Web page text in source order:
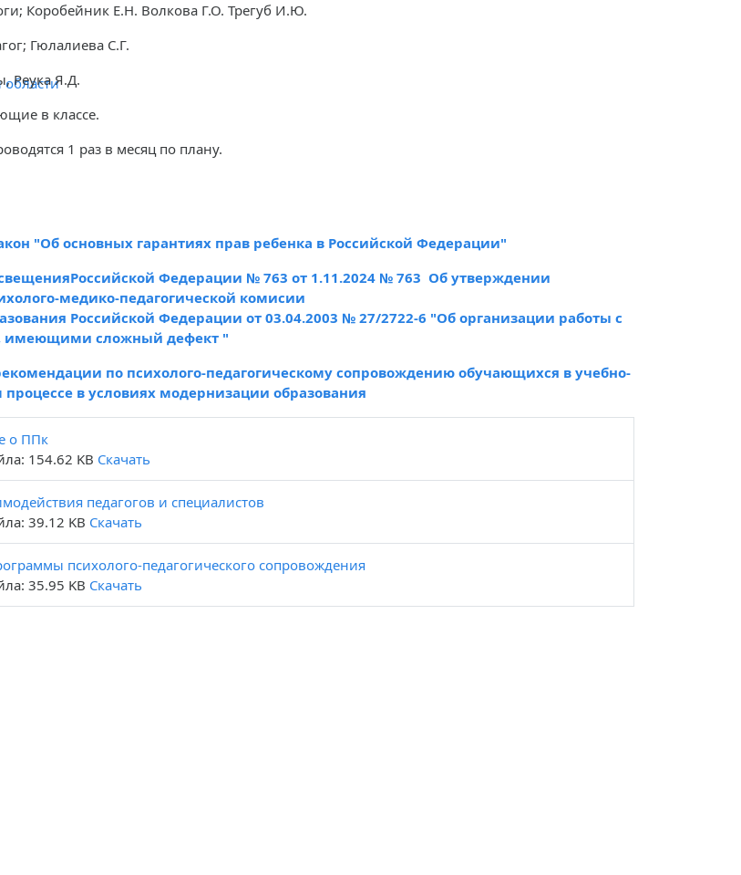
области
Коробейник Е.Н. Волкова Г.О. Трегуб И.Ю.
Гюлалиева С.Г.
Реука Я.Д.
в классе.
1 раз в месяц по плану.
"Об основных гарантиях прав ребенка в Российской Федерации"
Федерации № 763 от 1.11.2024 № 763 Об утверждении
медико-педагогической комисии
Российской Федерации от 03.04.2003 № 27/2722-6 "Об организации работы с
имеющими сложный дефект "
по психолого-педагогическому сопровождению обучающихся в учебно-
процессе в условиях модернизации образования
о ППк
154.62 KB Скачать
педагогов и специалистов
39.12 KB Скачать
психолого-педагогического сопровождения
35.95 KB Скачать